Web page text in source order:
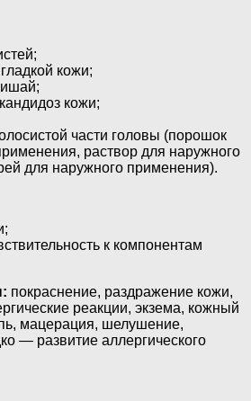
кожи;
кожи;
части головы (порошок
раствор для наружного
для наружного применения).
к компонентам
покраснение, раздражение кожи,
реакции, экзема, кожный
мацерация, шелушение,
— развитие аллергического